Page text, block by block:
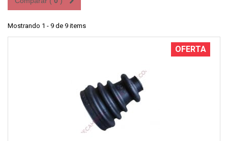
Mostrando 1 - 9 de 9 items
OFERTA